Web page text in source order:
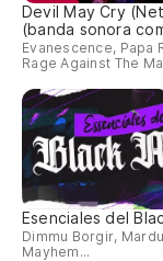
Devil May Cry
(banda sonora
Evanescence, Papa
Rage Against The
Esenciales del
Dimmu Borgir,
Mayhem...